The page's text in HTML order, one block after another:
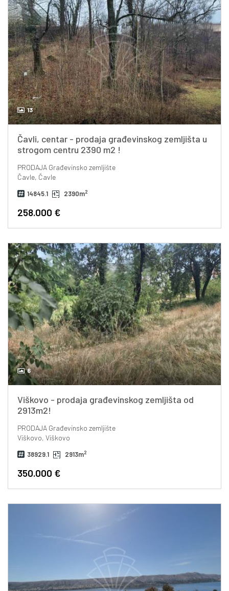
13
Čavli, centar - prodaja građevinskog zemljišta u
strogom centru 2390 m2 !
PRODAJAGrađevinsko zemljište
Čavle, Čavle
14845.1 2390m2
258.000 €
6
Viškovo - prodaja građevinskog zemljišta od
2913m2!
PRODAJAGrađevinsko zemljište
Viškovo, Viškovo
38929.1 2913m2
350.000 €